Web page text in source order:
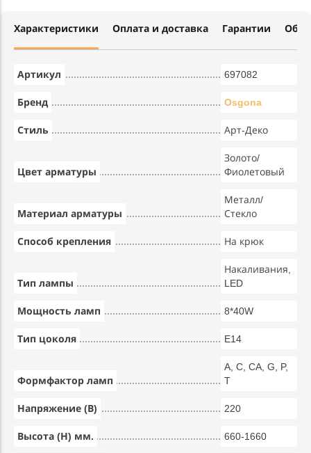
Характеристики Оплата и доставка Гарантии
Артикул 697082
Бренд Osgona
Стиль Арт-Деко
Цвет арматуры
Золото/
Фиолетовый
Материал арматуры
Металл/
Стекло
Способ крепления На крюк
Тип лампы
Накаливания,
LED
Мощность ламп 8*40W
Тип цоколя E14
Формфактор ламп
A, C, CA, G, P,
T
Напряжение (В) 220
Высота (Н) мм. 660-1660